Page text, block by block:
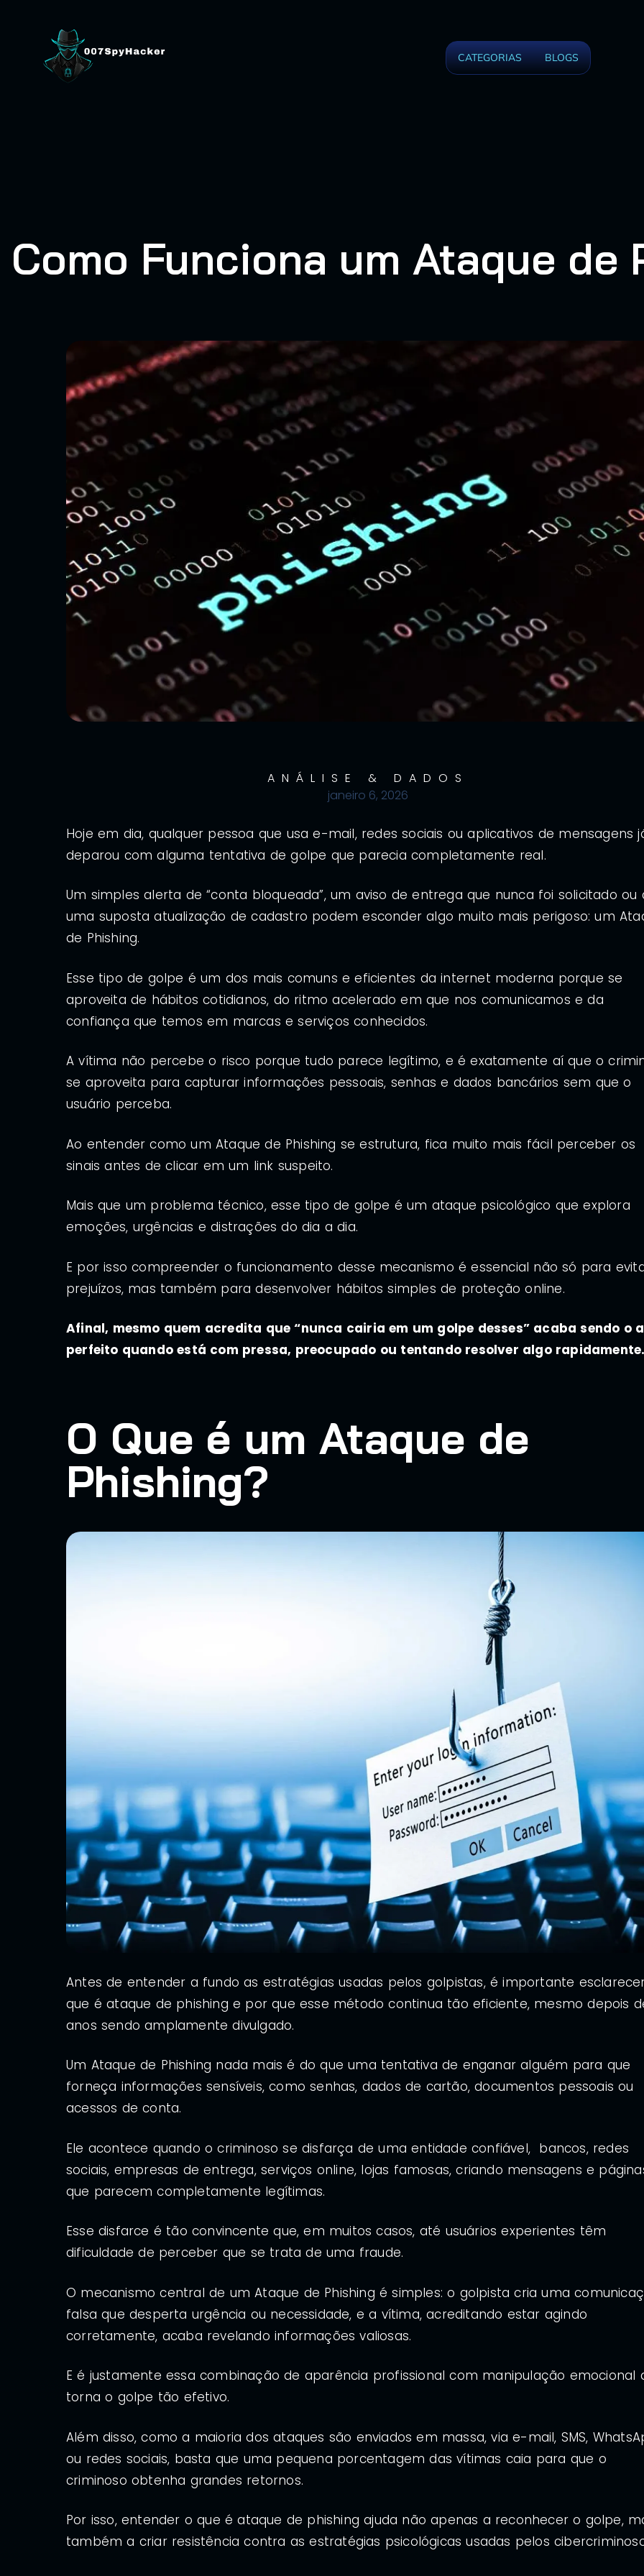
conteúdo
CATEGORIAS BLOGS
Como Funciona um Ataque de
ANÁLISE & DADOS
janeiro 6, 2026
Hoje em dia, qualquer pessoa que usa e-mail, redes sociais ou aplicativos de mensagens
deparou com alguma tentativa de golpe que parecia completamente real.
Um simples alerta de “conta bloqueada”, um aviso de entrega que nunca foi solicitado ou
uma suposta atualização de cadastro podem esconder algo muito mais perigoso: um
de Phishing.
Esse tipo de golpe é um dos mais comuns e eficientes da internet moderna porque se
aproveita de hábitos cotidianos, do ritmo acelerado em que nos comunicamos e da
confiança que temos em marcas e serviços conhecidos.
A vítima não percebe o risco porque tudo parece legítimo, e é exatamente aí que o
se aproveita para capturar informações pessoais, senhas e dados bancários sem que o
usuário perceba.
Ao entender como um Ataque de Phishing se estrutura, fica muito mais fácil perceber os
sinais antes de clicar em um link suspeito.
Mais que um problema técnico, esse tipo de golpe é um ataque psicológico que explora
emoções, urgências e distrações do dia a dia.
E por isso compreender o funcionamento desse mecanismo é essencial não só para
prejuízos, mas também para desenvolver hábitos simples de proteção online.
Afinal, mesmo quem acredita que “nunca cairia em um golpe desses” acaba sendo o
perfeito quando está com pressa, preocupado ou tentando resolver algo rapidamente.
O Que é um Ataque de
Phishing?
Antes de entender a fundo as estratégias usadas pelos golpistas, é importante
que é ataque de phishing e por que esse método continua tão eficiente, mesmo depois
anos sendo amplamente divulgado.
Um Ataque de Phishing nada mais é do que uma tentativa de enganar alguém para que
forneça informações sensíveis, como senhas, dados de cartão, documentos pessoais ou
acessos de conta.
Ele acontece quando o criminoso se disfarça de uma entidade confiável, bancos, redes
sociais, empresas de entrega, serviços online, lojas famosas, criando mensagens e
que parecem completamente legítimas.
Esse disfarce é tão convincente que, em muitos casos, até usuários experientes têm
dificuldade de perceber que se trata de uma fraude.
O mecanismo central de um Ataque de Phishing é simples: o golpista cria uma
falsa que desperta urgência ou necessidade, e a vítima, acreditando estar agindo
corretamente, acaba revelando informações valiosas.
E é justamente essa combinação de aparência profissional com manipulação emocional
torna o golpe tão efetivo.
Além disso, como a maioria dos ataques são enviados em massa, via e-mail, SMS,
ou redes sociais, basta que uma pequena porcentagem das vítimas caia para que o
criminoso obtenha grandes retornos.
Por isso, entender o que é ataque de phishing ajuda não apenas a reconhecer o golpe,
também a criar resistência contra as estratégias psicológicas usadas pelos